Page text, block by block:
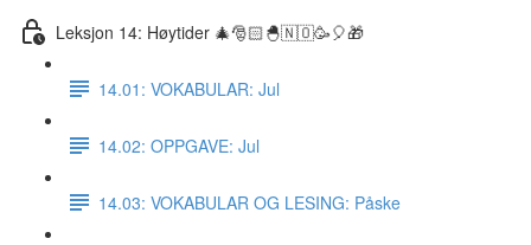
Leksjon 14: Høytider 🎄🎅🏻🐣🇳🇴🥳🎈🎁
14.01: VOKABULAR: Jul
14.02: OPPGAVE: Jul
14.03: VOKABULAR OG LESING: Påske